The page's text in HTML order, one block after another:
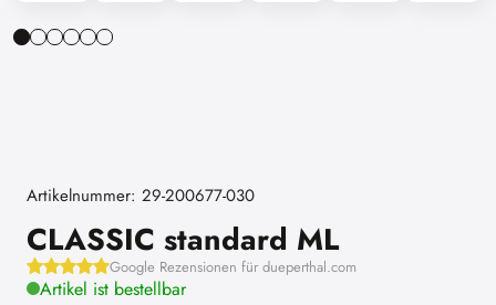
Artikelnummer: 29-200677-030
CLASSIC standard ML
Google Rezensionen für dueperthal.com
Artikel ist bestellbar